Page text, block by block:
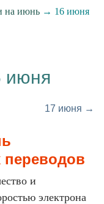
на июнь→ 16 июня
июня
17 июня →
и
электрона